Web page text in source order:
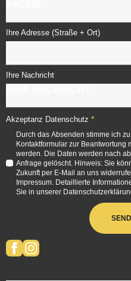
Ihre Adresse (Straße + Ort)
Ihre Nachricht
Akzeptanz Datenschutz *
Durch das Absenden stimme ich
Kontaktformular zur
werden. Die Daten werden nach
Anfrage gelöscht. Hinweis: Sie
Zukunft per E-Mail an uns
Impressum. Detaillierte
Sie in unserer